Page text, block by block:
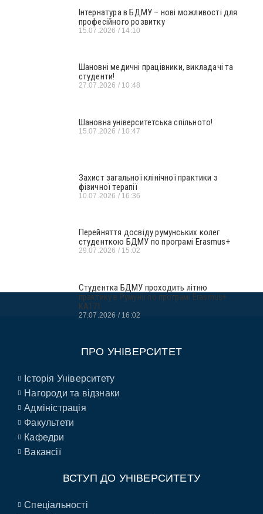
Інтернатура в БДМУ – нові можливості для
професійного розвитку
15.07.2026 14:10
Шановні медичні працівники, викладачі та
студенти!
27.07.2026 10:48
Шановна університетська спільното!
15.07.2026 10:47
Захист загальної клінічної практики з
фізичної терапії
10.07.2026 16:36
Перейняття досвіду румунських колег
студенткою БДМУ по програмі Erasmus+
29.07.2026 15:02
Студентка БДМУ проходить літню
практику в Румунії по програмі Erasmus+
KA171
27.07.2026 16:02
ПРО УНІВЕРСИТЕТ
Історія Університету
Нагороди та відзнаки
Адміністрація
Факультети
Кафедри
Вакансії
ВСТУП ДО УНІВЕРСИТЕТУ
Спеціальності